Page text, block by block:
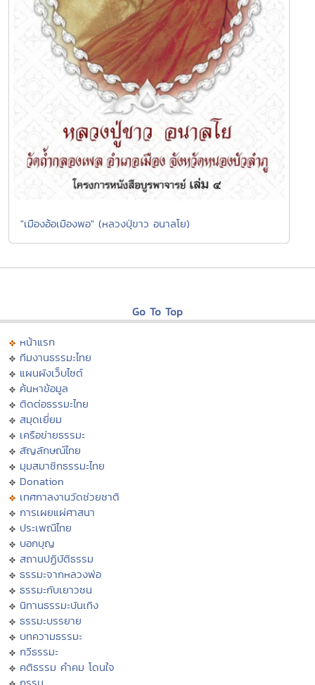
"เมืองอ้อเมืองพอ" (หลวงปุ่ขาว อนาลโย)
Go To Top
หน้าแรก
ทีมงานธรรมะไทย
แผนผังเว็บไซต์
ค้นหาข้อมูล
ติดต่อธรรมะไทย
สมุดเยี่ยม
เครือข่ายธรรมะ
สัญลักษณ์ไทย
มุมสมาชิกธรรมะไทย
Donation
เทศกาลงานวัดช่วยชาติ
การเผยแผ่ศาสนา
ประเพณีไทย
บอกบุญ
สถานปฏิบัติธรรม
ธรรมะจากหลวงพ่อ
ธรรมะกับเยาวชน
นิทานธรรมะบันเทิง
ธรรมะบรรยาย
บทความธรรมะ
กวีธรรมะ
คติธรรม คำคม โดนใจ